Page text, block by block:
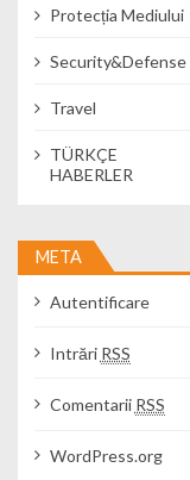
Protecția Mediului
Security&Defense
Travel
TÜRKÇE
HABERLER
META
Autentificare
Intrări RSS
Comentarii RSS
WordPress.org